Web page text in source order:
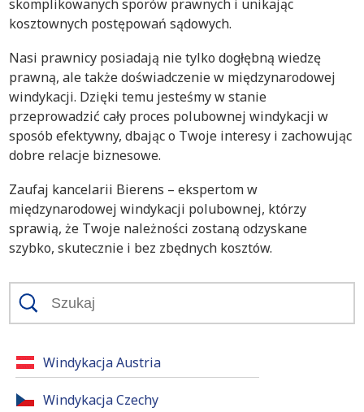
skomplikowanych sporów prawnych i unikając
kosztownych postępowań sądowych.
Nasi prawnicy posiadają nie tylko dogłębną wiedzę
prawną, ale także doświadczenie w międzynarodowej
windykacji. Dzięki temu jesteśmy w stanie
przeprowadzić cały proces polubownej windykacji w
sposób efektywny, dbając o Twoje interesy i zachowując
dobre relacje biznesowe.
Zaufaj kancelarii Bierens – ekspertom w
międzynarodowej windykacji polubownej, którzy
sprawią, że Twoje należności zostaną odzyskane
szybko, skutecznie i bez zbędnych kosztów.
Windykacja Austria
Windykacja Czechy